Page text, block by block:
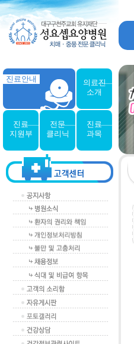
진료안내
의료진
소개
진료
지원부
전문
클리닉
진료
과목